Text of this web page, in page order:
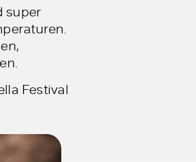
super
Festival